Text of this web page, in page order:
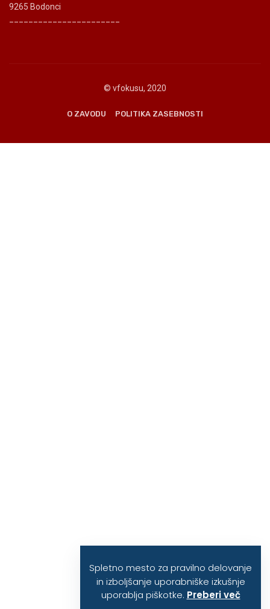
9265 Bodonci
© vfokusu, 2020
O ZAVODU POLITIKA ZASEBNOSTI
Spletno mesto za pravilno delovanje
in izboljšanje uporabniške izkušnje
uporablja piškotke. Preberi več